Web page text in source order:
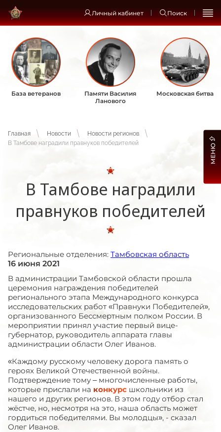
Личный кабинет Поиск
База ветеранов
Памяти Василия
Ланового
Московская битва
Главная Новости
Новости регионов
В Тамбове наградили правнуков победителей
В Тамбове наградили
правнуков победителей
Региональные отделения: Тамбовская область
16 июня 2021
В администрации Тамбовской области прошла
церемония награждения победителей
регионального этапа Международного конкурса
исследовательских работ «Правнуки Победителей»,
организованного Бессмертным полком России. В
мероприятии принял участие первый вице-
губернатор, руководитель аппарата главы
администрации области Олег Иванов.
«Каждому русскому человеку дорога память о
героях Великой Отечественной войны.
Подтверждение тому – многочисленные работы,
которые прислали на конкурс школьники из
нашего и других регионов. В этом году отбор стал
жёстче, но, несмотря на это, наша область может
гордиться победителями. Вы молодцы», - сказал
Олег Иванов.
МЕНЮ